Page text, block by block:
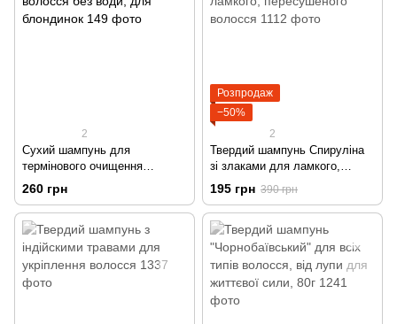
2
Сухий шампунь для
термінового очищення
волосся без води, для
блондинок
260 грн
Розпродаж
−50%
2
Твердий шампунь Спируліна
зі злаками для ламкого,
пересушеного волосся
195 грн 390 грн